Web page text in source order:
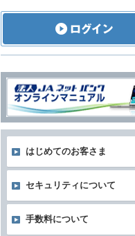
はじめてのお客さま
セキュリティについて
手数料について